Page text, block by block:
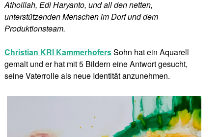
Athoillah, Edi Haryanto, und all den netten,
unterstützenden Menschen im Dorf und dem
Produktionsteam.
Christian KRI KammerhofersSohn hat ein Aquarell
gemalt und er hat mit 5 Bildern eine Antwort gesucht,
seine Vaterrolle als neue Identität anzunehmen.